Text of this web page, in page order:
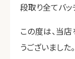
段取り全てバッ
この度は、当
うございました。